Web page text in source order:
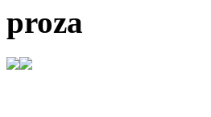
proza